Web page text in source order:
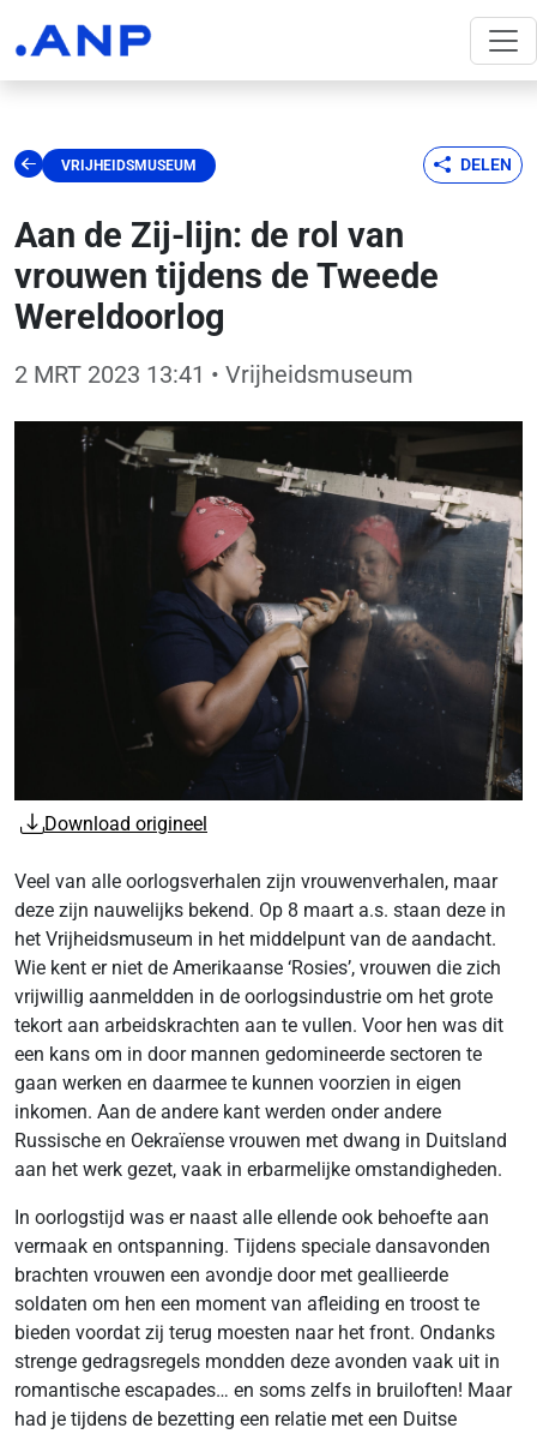
VRIJHEIDSMUSEUM DELEN
Aan de Zij-lijn: de rol van
vrouwen tijdens de Tweede
Wereldoorlog
2 MRT 2023 13:41 • Vrijheidsmuseum
Download origineel
Veel van alle oorlogsverhalen zijn vrouwenverhalen, maar
deze zijn nauwelijks bekend. Op 8 maart a.s. staan deze in
het Vrijheidsmuseum in het middelpunt van de aandacht.
Wie kent er niet de Amerikaanse ‘Rosies’, vrouwen die zich
vrijwillig aanmeldden in de oorlogsindustrie om het grote
tekort aan arbeidskrachten aan te vullen. Voor hen was dit
een kans om in door mannen gedomineerde sectoren te
gaan werken en daarmee te kunnen voorzien in eigen
inkomen. Aan de andere kant werden onder andere
Russische en Oekraïense vrouwen met dwang in Duitsland
aan het werk gezet, vaak in erbarmelijke omstandigheden.
In oorlogstijd was er naast alle ellende ook behoefte aan
vermaak en ontspanning. Tijdens speciale dansavonden
brachten vrouwen een avondje door met geallieerde
soldaten om hen een moment van afleiding en troost te
bieden voordat zij terug moesten naar het front. Ondanks
strenge gedragsregels mondden deze avonden vaak uit in
romantische escapades… en soms zelfs in bruiloften! Maar
had je tijdens de bezetting een relatie met een Duitse